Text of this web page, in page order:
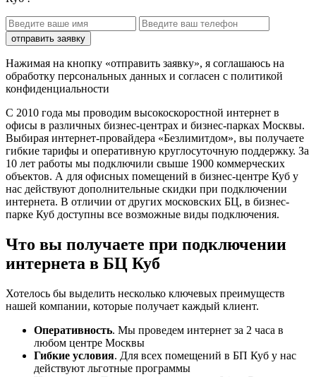
отправить заявку
Нажимая на кнопку «отправить заявку», я соглашаюсь на
обработку персональных данных и согласен с политикой
конфиденциальности
С 2010 года мы проводим высокоскоростной интернет в
офисы в различных бизнес-центрах и бизнес-парках Москвы.
Выбирая интернет-провайдера «Безлимитдом», вы получаете
гибкие тарифы и оперативную круглосуточную поддержку. За
10 лет работы мы подключили свыше 1900 коммерческих
объектов. А для офисных помещений в бизнес-центре Куб у
нас действуют дополнительные скидки при подключении
интернета. В отличии от других московских БЦ, в бизнес-
парке Куб доступны все возможные виды подключения.
Что вы получаете при подключении
интернета в БЦ Куб
Хотелось бы выделить несколько ключевых преимуществ
нашей компании, которые получает каждый клиент.
Оперативность. Мы проведем интернет за 2 часа в
любом центре Москвы
Гибкие условия. Для всех помещений в БП Куб у нас
действуют льготные программы